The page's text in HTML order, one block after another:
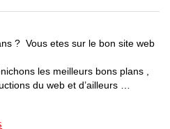
? Vous etes sur le bon site web
les meilleurs bons plans ,
du web et d’ailleurs …